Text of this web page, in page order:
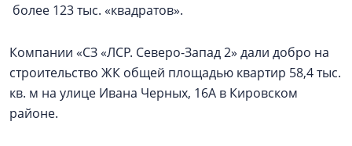
более 123 тыс. «квадратов».
Компании «СЗ «ЛСР. Северо-Запад 2» дали добро на
строительство ЖК общей площадью квартир 58,4 тыс.
кв. м на улице Ивана Черных, 16А в Кировском
районе.